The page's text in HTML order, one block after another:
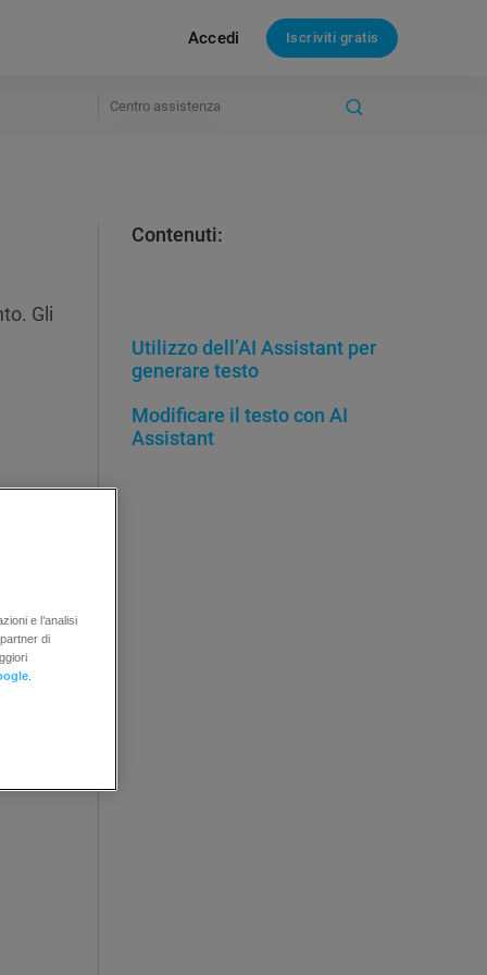
Accedi Iscriviti gratis
Contenuti:
Utilizzo dell’AI Assistant per
generare testo
Modificare il testo con AI
Assistant
Gli
e l’analisi
di